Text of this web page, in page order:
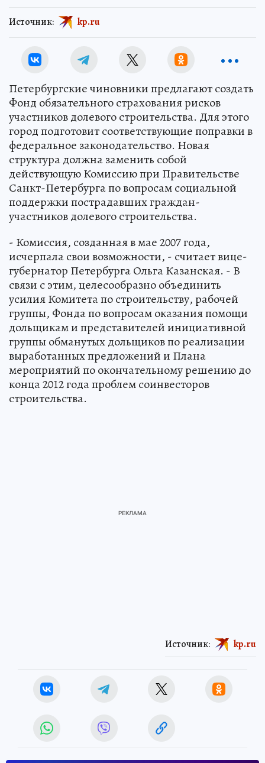
Источник: kp.ru
Петербургские чиновники предлагают создать
Фонд обязательного страхования рисков
участников долевого строительства. Для этого
город подготовит соответствующие поправки в
федеральное законодательство. Новая
структура должна заменить собой
действующую Комиссию при Правительстве
Санкт-Петербурга по вопросам социальной
поддержки пострадавших граждан-
участников долевого строительства.
- Комиссия, созданная в мае 2007 года,
исчерпала свои возможности, - считает вице-
губернатор Петербурга Ольга Казанская. - В
связи с этим, целесообразно объединить
усилия Комитета по строительству, рабочей
группы, Фонда по вопросам оказания помощи
дольщикам и представителей инициативной
группы обманутых дольщиков по реализации
выработанных предложений и Плана
мероприятий по окончательному решению до
конца 2012 года проблем соинвесторов
строительства.
Источник: kp.ru